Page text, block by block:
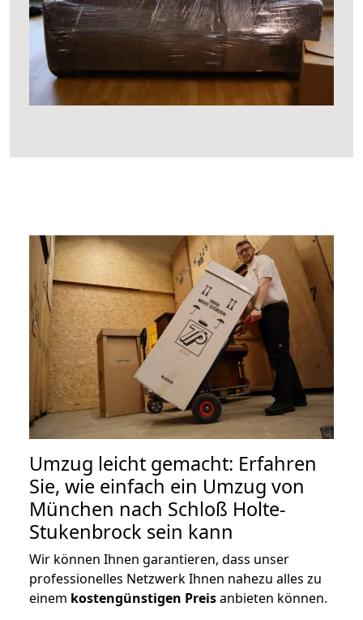
Umzug leicht gemacht: Erfahren
Sie, wie einfach ein Umzug von
München nach Schloß Holte-
Stukenbrock sein kann
Wir können Ihnen garantieren, dass unser
professionelles Netzwerk Ihnen nahezu alles zu
einem kostengünstigen Preisanbieten können.